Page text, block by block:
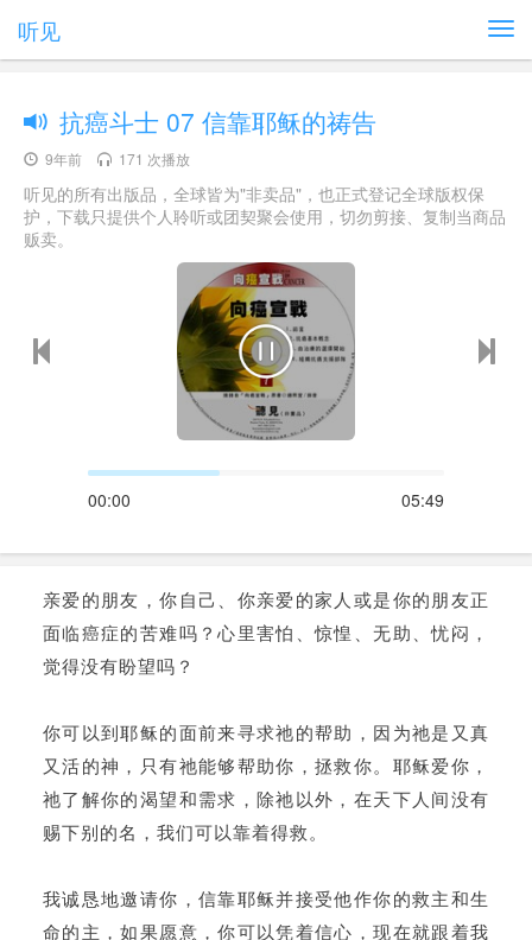
听见
抗癌斗士 07 信靠耶稣的祷告
9年前 171 次播放
听见的所有出版品，全球皆为"非卖品"，也正式登记全球版权保
护，下载只提供个人聆听或团契聚会使用，切勿剪接、复制当商品
贩卖。
00:00 05:49